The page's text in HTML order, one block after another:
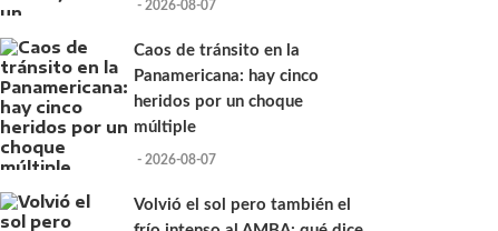
- 2026-08-07
Caos de tránsito en la
Panamericana: hay cinco
heridos por un choque
múltiple
- 2026-08-07
Volvió el sol pero también el